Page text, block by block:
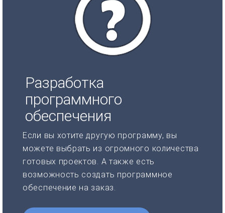
Разработка
программного
обеспечения
Если вы хотите другую программу, вы
можете выбрать из огромного количества
готовых проектов. А также есть
возможность создать программное
обеспечение на заказ.